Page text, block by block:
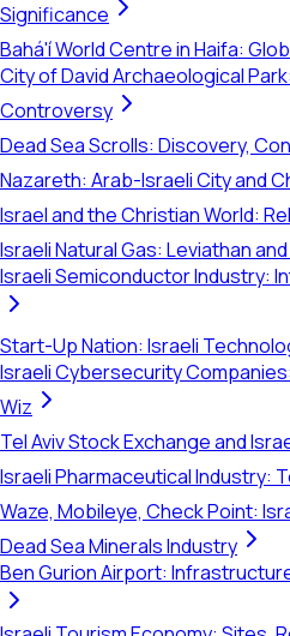
Significance
Bahá'í World Centre in Haifa:
City of David Archaeological
Controversy
Dead Sea Scrolls: Discovery,
Nazareth: Arab-Israeli City and
Israel and the Christian World:
Israeli Natural Gas: Leviathan
Israeli Semiconductor Industry:
Start-Up Nation: Israeli
Israeli Cybersecurity
Wiz
Tel Aviv Stock Exchange and
Israeli Pharmaceutical Industry:
Waze, Mobileye, Check Point:
Dead Sea Minerals Industry
Ben Gurion Airport: